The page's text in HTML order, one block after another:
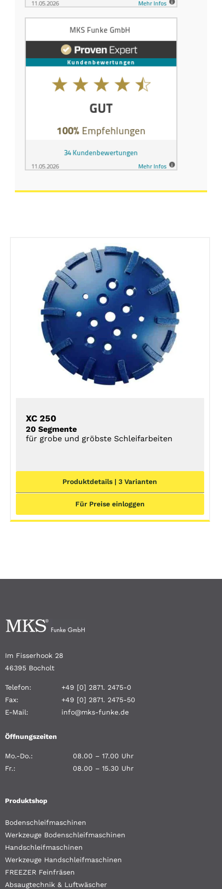
DETAILS
XC 250
20 Segmente
für grobe und gröbste Schleifarbeiten
Produktdetails | 3 Varianten
Für Preise einloggen
Im Fisserhook 28
46395 Bocholt
Telefon:
+49 [0] 2871. 2475-0
Fax:
+49 [0] 2871. 2475-50
E-Mail:
info@mks-funke.de
Öffnungszeiten
Mo.-Do.:
08.00 – 17.00 Uhr
Fr.:
08.00 – 15.30 Uhr
Produktshop
Bodenschleifmaschinen
Werkzeuge Bodenschleifmaschinen
Handschleifmaschinen
Werkzeuge Handschleifmaschinen
FREEZER Feinfräsen
Absaugtechnik & Luftwäscher